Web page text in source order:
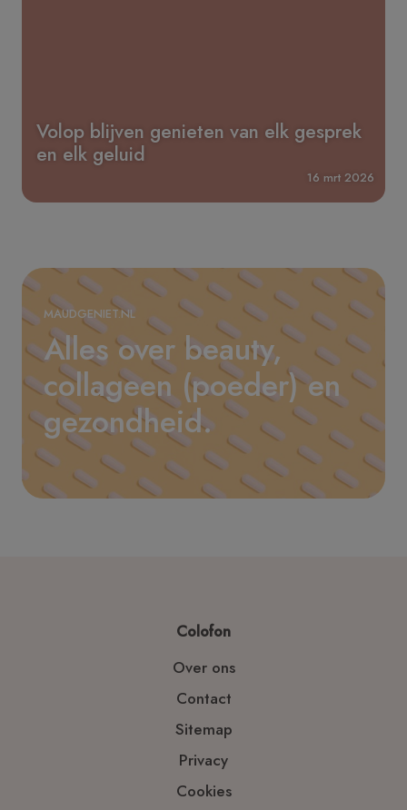
Volop blijven genieten van elk gesprek
en elk geluid
16 mrt 2026
MAUDGENIET.NL
Alles over beauty,
collageen (poeder) en
gezondheid.
Colofon
Over ons
Contact
Sitemap
Privacy
Cookies